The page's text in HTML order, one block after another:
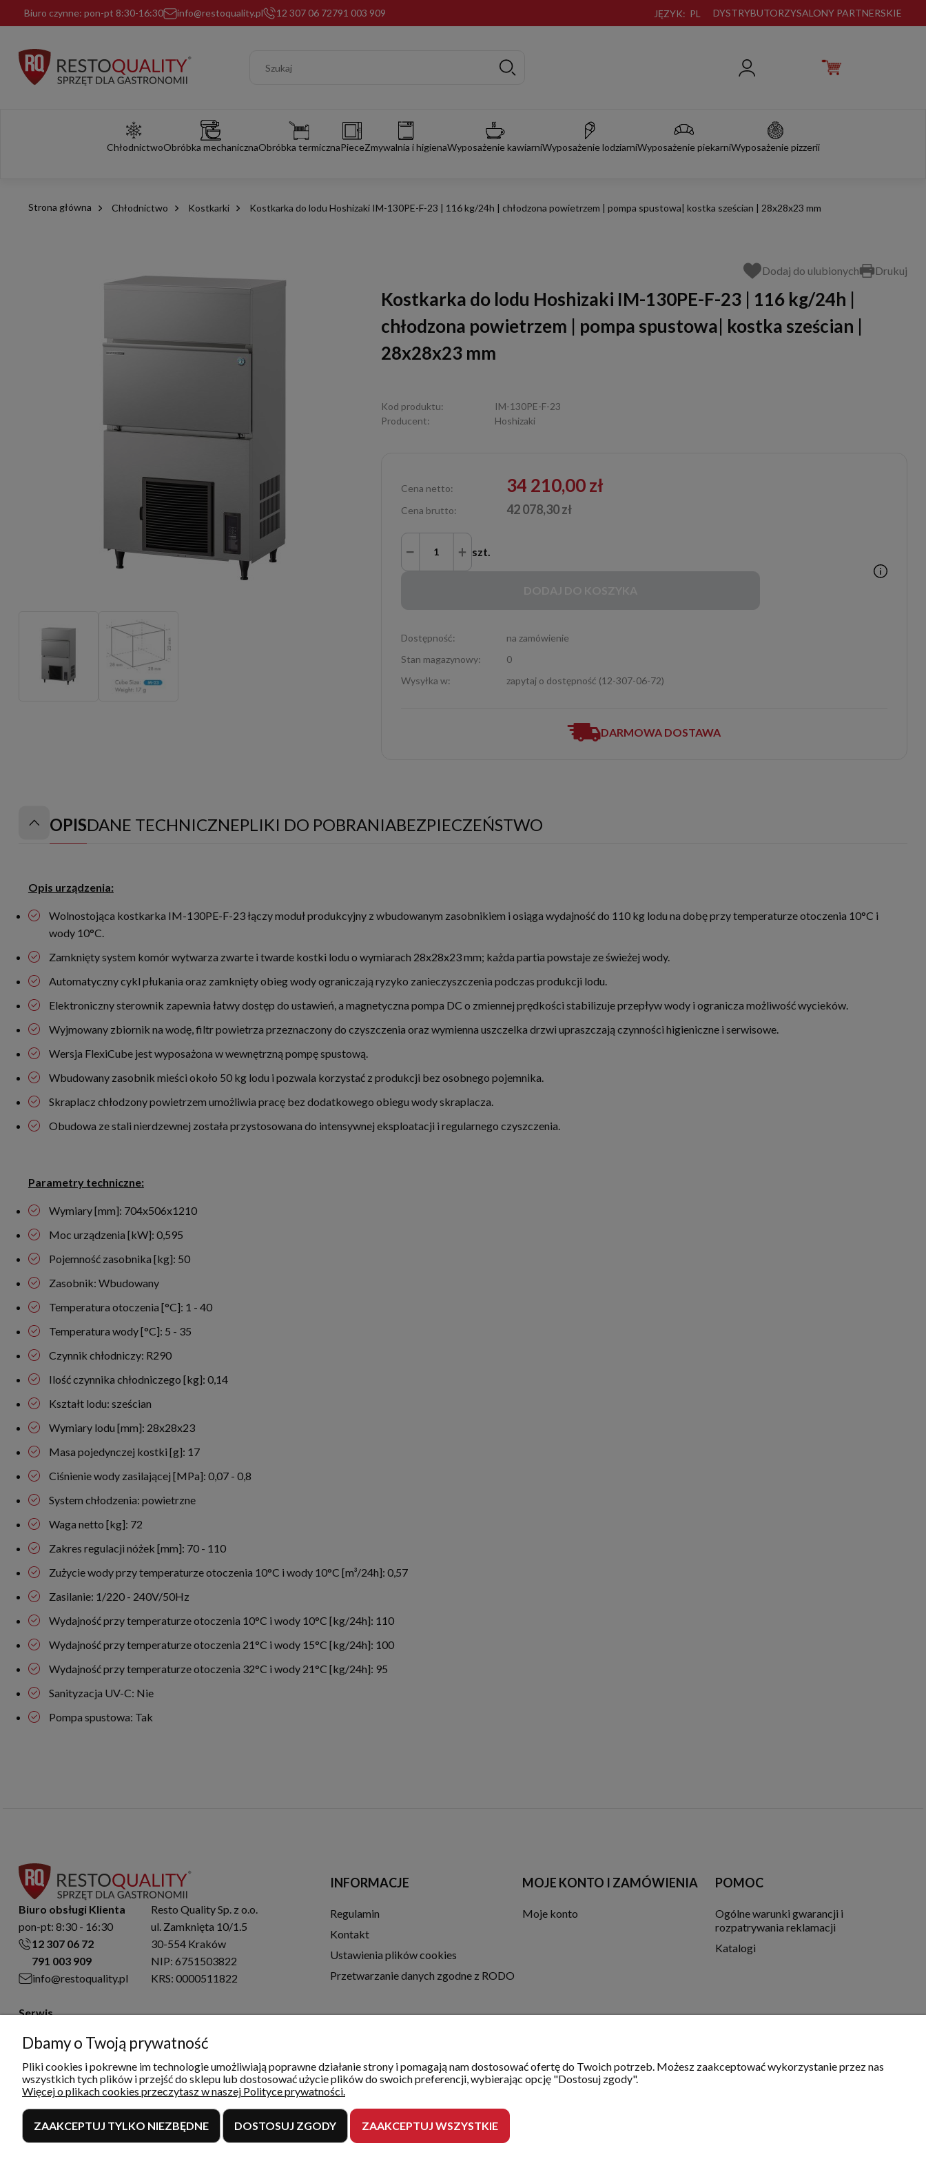
Biuro czynne: pon-pt 8:30-16:30 info@restoquality.pl 12 307 06 72791 003 909 JĘZYK: PL DYSTRYBUTORZYSALONY PARTNERSKIE
ChłodnictwoObróbka mechanicznaObróbka termicznaPieceZmywalnia i higienaWyposażenie kawiarniWyposażenie lodziarniWyposażenie piekarniWyposażenie pizzerii
Strona główna Chłodnictwo Kostkarki Kostkarka do lodu Hoshizaki IM-130PE-F-23 | 116 kg/24h | chłodzona powietrzem | pompa spustowa| kostka sześcian | 28x28x23 mm
Dodaj do ulubionych Drukuj
Kostkarka do lodu Hoshizaki IM-130PE-F-23 | 116 kg/24h |
chłodzona powietrzem | pompa spustowa| kostka sześcian |
28x28x23 mm
Kod produktu:
IM-130PE-F-23
Producent:
Hoshizaki
Cena netto: 34 210,00 zł
Cena brutto: 42 078,30 zł
szt.
Dostępność:
na zamówienie
Stan magazynowy:
0
Wysyłka w:
zapytaj o dostępność (12-307-06-72)
DARMOWA DOSTAWA
OPISDANE TECHNICZNEPLIKI DO POBRANIABEZPIECZEŃSTWO
Opis urządzenia:
Wolnostojąca kostkarka IM-130PE-F-23 łączy moduł produkcyjny z wbudowanym zasobnikiem i osiąga wydajność do 110 kg lodu na dobę przy temperaturze otoczenia 10°C i
wody 10°C.
Zamknięty system komór wytwarza zwarte i twarde kostki lodu o wymiarach 28x28x23 mm; każda partia powstaje ze świeżej wody.
Automatyczny cykl płukania oraz zamknięty obieg wody ograniczają ryzyko zanieczyszczenia podczas produkcji lodu.
Elektroniczny sterownik zapewnia łatwy dostęp do ustawień, a magnetyczna pompa DC o zmiennej prędkości stabilizuje przepływ wody i ogranicza możliwość wycieków.
Wyjmowany zbiornik na wodę, filtr powietrza przeznaczony do czyszczenia oraz wymienna uszczelka drzwi upraszczają czynności higieniczne i serwisowe.
Wersja FlexiCube jest wyposażona w wewnętrzną pompę spustową.
Wbudowany zasobnik mieści około 50 kg lodu i pozwala korzystać z produkcji bez osobnego pojemnika.
Skraplacz chłodzony powietrzem umożliwia pracę bez dodatkowego obiegu wody skraplacza.
Obudowa ze stali nierdzewnej została przystosowana do intensywnej eksploatacji i regularnego czyszczenia.
Parametry techniczne:
Wymiary [mm]: 704x506x1210
Moc urządzenia [kW]: 0,595
Pojemność zasobnika [kg]: 50
Zasobnik: Wbudowany
Temperatura otoczenia [°C]: 1 - 40
Temperatura wody [°C]: 5 - 35
Czynnik chłodniczy: R290
Ilość czynnika chłodniczego [kg]: 0,14
Kształt lodu: sześcian
Wymiary lodu [mm]: 28x28x23
Masa pojedynczej kostki [g]: 17
Ciśnienie wody zasilającej [MPa]: 0,07 - 0,8
System chłodzenia: powietrzne
Waga netto [kg]: 72
Zakres regulacji nóżek [mm]: 70 - 110
Zużycie wody przy temperaturze otoczenia 10°C i wody 10°C [m³/24h]: 0,57
Zasilanie: 1/220 - 240V/50Hz
Wydajność przy temperaturze otoczenia 10°C i wody 10°C [kg/24h]: 110
Wydajność przy temperaturze otoczenia 21°C i wody 15°C [kg/24h]: 100
Wydajność przy temperaturze otoczenia 32°C i wody 21°C [kg/24h]: 95
Sanityzacja UV-C: Nie
Pompa spustowa: Tak
Biuro obsługi Klienta
pon-pt: 8:30 - 16:30
12 307 06 72
791 003 909
info@restoquality.pl
Serwis
577 609 633
serwis@restoquality.pl
Resto Quality Sp. z o.o.
ul. Zamknięta 10/1.5
30-554 Kraków
NIP: 6751503822
KRS: 0000511822
INFORMACJE
Regulamin
Kontakt
Ustawienia plików cookies
Przetwarzanie danych zgodne z RODO
MOJE KONTO I ZAMÓWIENIA
Moje konto
POMOC
Ogólne warunki gwarancji i
rozpatrywania reklamacji
Katalogi
Dbamy o Twoją prywatność
Pliki cookies i pokrewne im technologie umożliwiają poprawne działanie strony i pomagają nam dostosować ofertę do Twoich potrzeb. Możesz zaakceptować wykorzystanie przez nas
wszystkich tych plików i przejść do sklepu lub dostosować użycie plików do swoich preferencji, wybierając opcję "Dostosuj zgody".
Więcej o plikach cookies przeczytasz w naszej Polityce prywatności.
ZAAKCEPTUJ TYLKO NIEZBĘDNE DOSTOSUJ ZGODY ZAAKCEPTUJ WSZYSTKIE